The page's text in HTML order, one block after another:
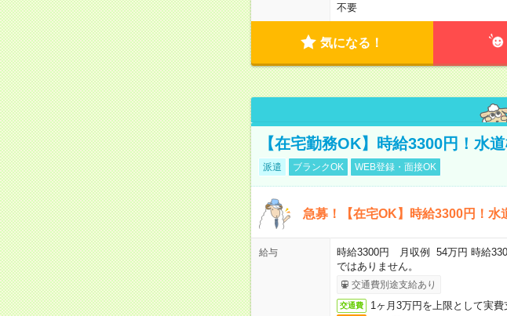
不要
気になる！
【在宅勤務OK】時給3300円！水
派遣 ブランクOK WEB登録・面接OK
急募！【在宅OK】時給3300円！水
給与
時給3300円 月収例 54万円 時給
ではありません。
交通費別途支給あり
交通費 1ヶ月3万円を上限として実費